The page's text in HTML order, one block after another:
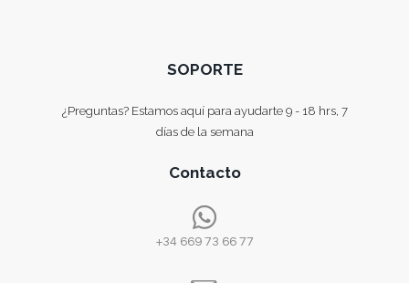
SOPORTE
¿Preguntas? Estamos aquí para ayudarte 9 - 18 hrs, 7
días de la semana
Contacto
+34 669 73 66 77